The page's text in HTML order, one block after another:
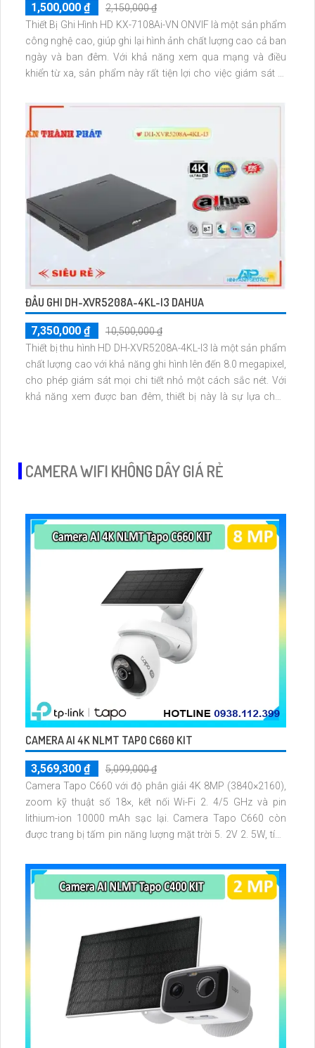
1,500,000 ₫
2,150,000 ₫
Thiết Bị Ghi Hình HD KX-7108Ai-VN ONVIF là một sản phẩm
công nghệ cao, giúp ghi lại hình ảnh chất lượng cao cả ban
ngày và ban đêm. Với khả năng xem qua mạng và điều
khiển từ xa, sản phẩm này rất tiện lợi cho việc giám sát từ
trữ dữ liệu lên tới 1 HDD, việc mở rộng và tăng cường hệ
ĐẦU GHI DH-XVR5208A-4KL-I3 DAHUA
7,350,000 ₫
10,500,000 ₫
Thiết bị thu hình HD DH-XVR5208A-4KL-I3 là một sản phẩm
chất lượng cao với khả năng ghi hình lên đến 8.0 megapixel,
cho phép giám sát mọi chi tiết nhỏ một cách sắc nét. Với
khả năng xem được ban đêm, thiết bị này là sự lựa chọn
CAMERA WIFI KHÔNG DÂY GIÁ RẺ
CAMERA AI 4K NLMT TAPO C660 KIT
3,569,300 ₫
5,099,000 ₫
Camera Tapo C660 với độ phân giải 4K 8MP (3840×2160),
zoom kỹ thuật số 18×, kết nối Wi-Fi 2. 4/5 GHz và pin
lithium-ion 10000 mAh sạc lại. Camera Tapo C660 còn
được trang bị tấm pin năng lượng mặt trời 5. 2V 2. 5W, tích
microSD tối đa 512 GB